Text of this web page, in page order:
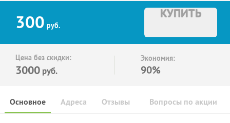
300 руб.
КУПИТЬ
Цена без скидки:
3000 руб.
Экономия:
90%
Основное Отзывы Вопросы по акции
Адреса